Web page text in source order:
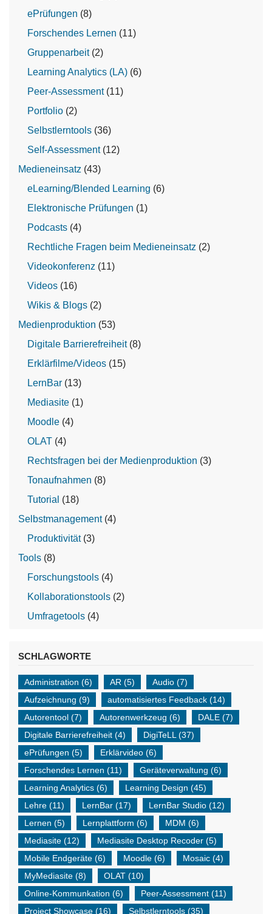
ePrüfungen (8)
Forschendes Lernen (11)
Gruppenarbeit(2)
Learning Analytics (LA) (6)
Peer-Assessment(11)
Portfolio (2)
Selbstlerntools (36)
Self-Assessment(12)
Medieneinsatz (43)
eLearning/Blended Learning (6)
Elektronische Prüfungen (1)
Podcasts (4)
Rechtliche Fragen beim Medieneinsatz (2)
Videokonferenz (11)
Videos (16)
Wikis & Blogs (2)
Medienproduktion (53)
Digitale Barrierefreiheit(8)
Erklärfilme/Videos (15)
LernBar (13)
Mediasite (1)
Moodle (4)
OLAT (4)
Rechtsfragen bei der Medienproduktion (3)
Tonaufnahmen (8)
Tutorial (18)
Selbstmanagement(4)
Produktivität(3)
Tools (8)
Forschungstools (4)
Kollaborationstools (2)
Umfragetools (4)
SCHLAGWORTE
Administration (6) AR (5) Audio (7)
Aufzeichnung (9) automatisiertes Feedback (14)
Autorentool (7) Autorenwerkzeug (6) DALE (7)
Digitale Barrierefreiheit (4) DigiTeLL (37)
ePrüfungen (5) Erklärvideo (6)
Forschendes Lernen (11) Geräteverwaltung (6)
Learning Analytics (6) Learning Design (45)
Lehre (11) LernBar (17) LernBar Studio (12)
Lernen (5) Lernplattform (6) MDM (6)
Mediasite (12) Mediasite Desktop Recoder (5)
Mobile Endgeräte (6) Moodle (6) Mosaic (4)
MyMediasite (8) OLAT (10)
Online-Kommunkation (6) Peer-Assessment (11)
Project Showcase (16) Selbstlerntools (35)